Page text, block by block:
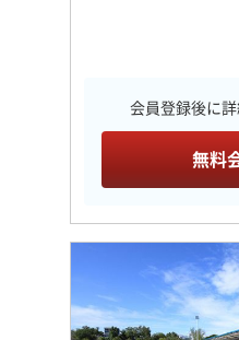
会員登録後に
無料